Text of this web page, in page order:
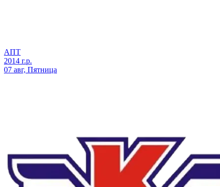
АПТ
2014 г.р.
07 авг, Пятница